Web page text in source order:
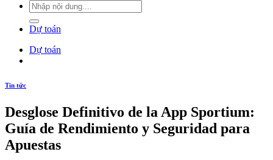
Dự toán
Dự toán
Tin tức
Desglose Definitivo de la App Sportium:
Guía de Rendimiento y Seguridad para
Apuestas